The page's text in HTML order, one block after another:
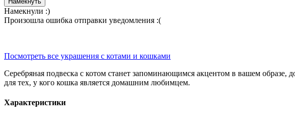
Намекнули :)
Произошла ошибка отправки уведомления :(
Посмотреть все украшения с котами и кошками
Серебряная подвеска с котом станет запоминающимся акцентом в вашем
для тех, у кого кошка является домашним любимцем.
Характеристики